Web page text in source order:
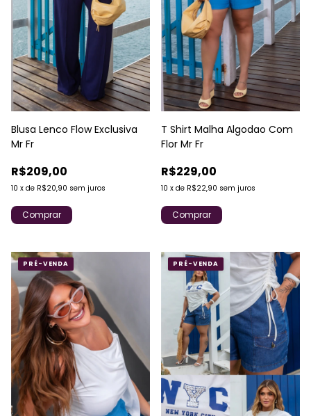
Blusa Lenco Flow Exclusiva
Mr Fr
R$209,00
10 x de R$20,90 sem juros
Comprar
T Shirt Malha Algodao Com
Flor Mr Fr
R$229,00
10 x de R$22,90 sem juros
Comprar
PRÉ-VENDA PRÉ-VENDA